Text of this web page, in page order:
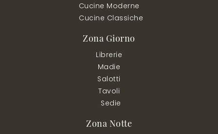
Cucine Moderne
Cucine Classiche
Zona Giorno
Librerie
Madie
Salotti
Tavoli
Sedie
Zona Notte